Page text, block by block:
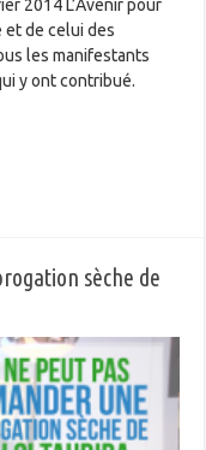
2014 L’Avenir pour
et de celui des
les manifestants
y ont contribué.
sèche de